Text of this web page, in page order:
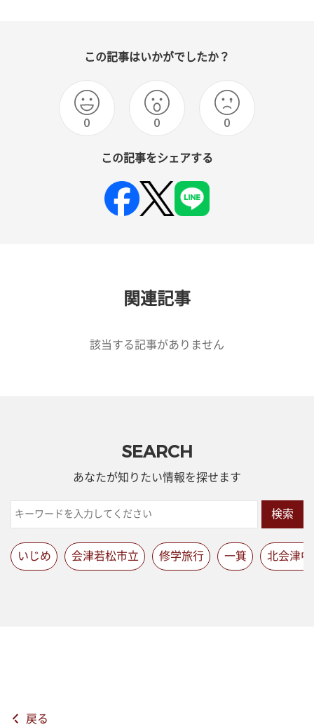
この記事はいかがでしたか？
0 0 0
この記事をシェアする
関連記事
該当する記事がありません
SEARCH
あなたが知りたい情報を探せます
検索
いじめ 会津若松市立 修学旅行 一箕 北会津中
戻る